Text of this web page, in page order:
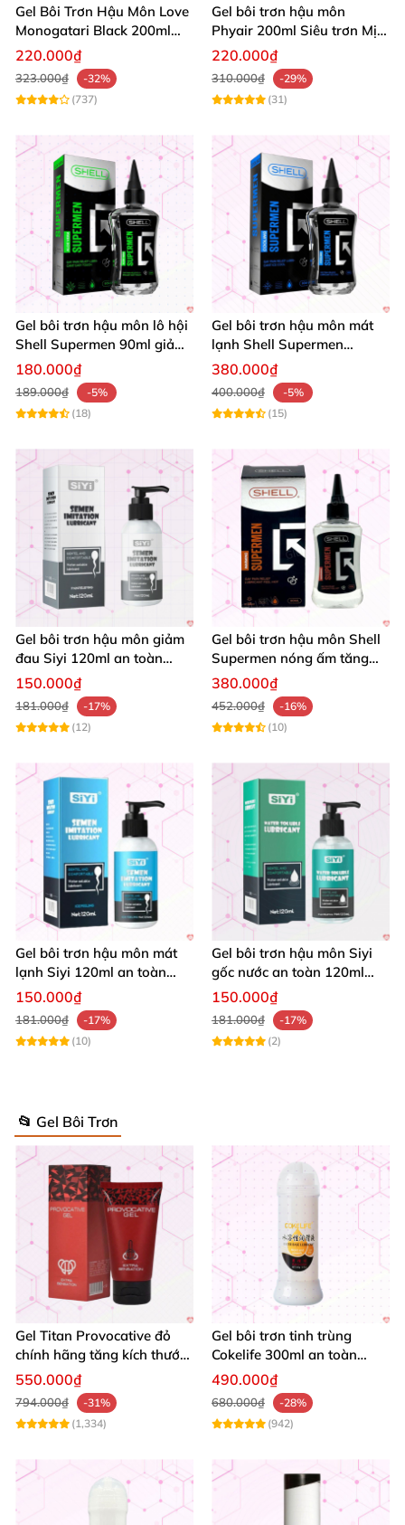
Gel Bôi Trơn Hậu Môn Love
Monogatari Black 200ml
Nhật Bản An Toàn Mềm
220.000₫
323.000₫
-32%
(737)
Gel bôi trơn hậu môn
Phyair 200ml Siêu trơn Mịn
An toàn Đổi gió
220.000₫
310.000₫
-29%
(31)
Gel bôi trơn hậu môn lô hội
Shell Supermen 90ml giảm
đau rát
180.000₫
189.000₫
-5%
(18)
Gel bôi trơn hậu môn mát
lạnh Shell Supermen
Cooling 90ml an toàn dễ
380.000₫
400.000₫
-5%
(15)
Gel bôi trơn hậu môn giảm
đau Siyi 120ml an toàn
không đau rát
150.000₫
181.000₫
-17%
(12)
Gel bôi trơn hậu môn Shell
Supermen nóng ấm tăng
khoái cảm 90ml
380.000₫
452.000₫
-16%
(10)
Gel bôi trơn hậu môn mát
lạnh Siyi 120ml an toàn
kích thích
150.000₫
181.000₫
-17%
(10)
Gel bôi trơn hậu môn Siyi
gốc nước an toàn 120ml
tăng hứng khởi
150.000₫
181.000₫
-17%
(2)
📂 Gel Bôi Trơn
Gel Titan Provocative đỏ
chính hãng tăng kích thước
nam tự tin 50ml
550.000₫
794.000₫
-31%
(1,334)
Gel bôi trơn tinh trùng
Cokelife 300ml an toàn
thoải mái kích thích
490.000₫
680.000₫
-28%
(942)